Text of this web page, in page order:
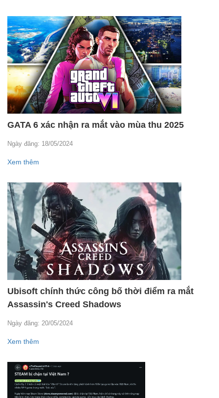
GATA 6 xác nhận ra mắt vào mùa thu 2025
Ngày đăng: 18/05/2024
Xem thêm
Ubisoft chính thức công bố thời điểm ra mắt
Assassin's Creed Shadows
Ngày đăng: 20/05/2024
Xem thêm